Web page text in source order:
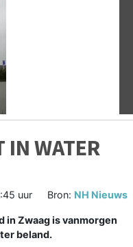
IN WATER
uur Bron: NH Nieuws
in Zwaag is vanmorgen
beland.